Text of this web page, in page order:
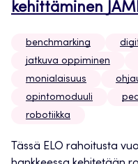
kehittäminen
benchmarking
jatkuva oppiminen
monialaisuus
opintomoduuli
robotiikka
Tässä ELO rahoitusta